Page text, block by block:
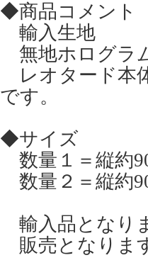
◆商品コメント
輸入生地
無地ホログラ
レオタード本
です。
◆サイズ
数量１＝縦約
数量２＝縦約
輸入品となり
販売となりま